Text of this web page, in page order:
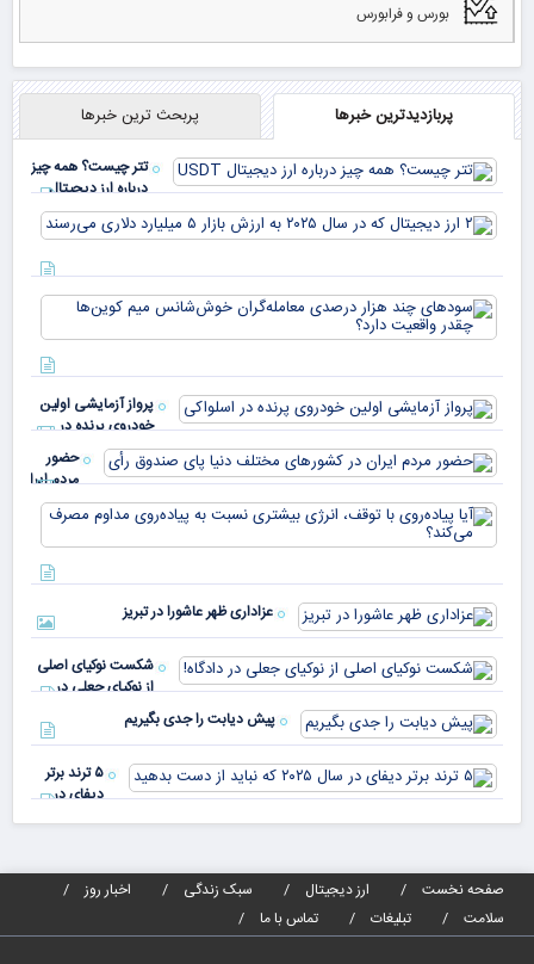
بورس و فرابورس
پربازدیدترین خبرها پربحث ترین خبرها
تتر چیست؟ همه چیز
درباره ارز دیجیتال
USDT
پرواز آزمایشی اولین
خودروی پرنده در
اسلواکی
حضور
مردم ایران
در
کشورهای
مختلف
دنیا پای
صندوق
عزاداری ظهر عاشورا در تبریز
شکست نوکیای اصلی
از نوکیای جعلی در
دادگاه!
پیش دیابت را جدی بگیریم
۵ ترند برتر
دیفای در
صفحه نخست
ارز دیجیتال سبک زندگی
اخبار روز
سلامت
تبلیغات تماس با ما